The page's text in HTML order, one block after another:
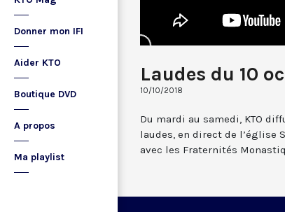
Donner mon IFI
Aider KTO
Boutique DVD
A propos
Ma playlist
Laudes du 10
10/10/2018
Du mardi au samedi, KTO
laudes, en direct de l’église
avec les Fraternités